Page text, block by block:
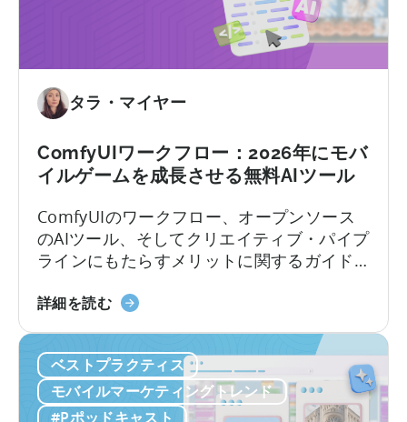
ル
ー
ー
獲
の
あ
り
を
再
定
義
し
て
市
で
成
功
す
る
方
法：
モ
バ
イ
ル
ア
プ
タラ・マイヤー
ComfyUIワークフロー：2026年にモバ
イルゲームを成長させる無料AIツール
ComfyUIのワークフロー、オープンソース
のAIツール、そしてクリエイティブ・パイプ
ラインにもたらすメリットに関するガイド
に静かな革命が起きています。 現地のチー
ことで、人員を増やさずにユーザー獲得
（UA）を10倍に拡大しています。こうした
迅速にスケールできるチームは、何百もの
広告クリエイティブをテストしており...
詳細を読むComfyUI
ー
ク
フ
ベストプラクティス
モバイルマーケティングトレンド
#Pポッドキャスト